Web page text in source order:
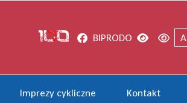
Facebook
BIPRODO A
Imprezy cykliczne Kontakt